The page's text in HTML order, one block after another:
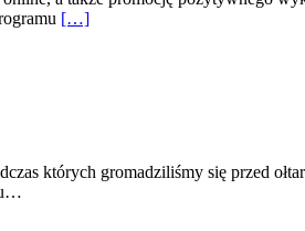
[…]
których gromadziliśmy się przed